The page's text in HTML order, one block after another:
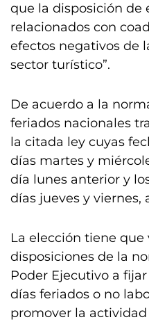
que la disposición de
relacionados con
efectos negativos de
sector turístico”.
De acuerdo a la
feriados nacionales
la citada ley cuyas
días martes y
día lunes anterior y
días jueves y viernes,
La elección tiene que
disposiciones de la
Poder Ejecutivo a
días feriados o no
promover la